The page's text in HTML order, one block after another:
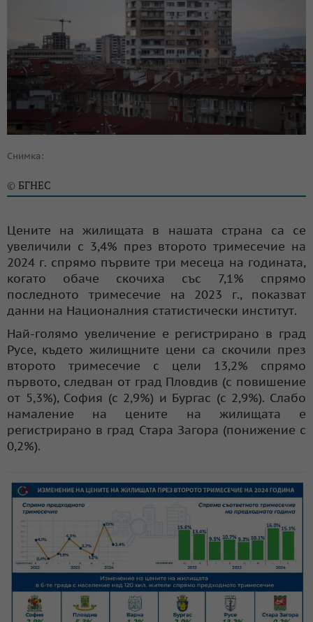
Снимка:
© БГНЕС
Цените на жилищата в нашата страна са се
увеличили с 3,4% през второто тримесечие на
2024 г. спрямо първите три месеца на годината,
когато обаче скочиха със 7,1% спрямо
последното тримесечие на 2023 г., показват
данни на Националния статистически институт.
Най-голямо увеличение е регистрирано в град
Русе, където жилищните цени са скочили през
второто тримесечие с цели 13,2% спрямо
първото, следван от град Пловдив (с повишение
от 5,3%), София (с 2,9%) и Бургас (с 2,9%). Слабо
намаление на цените на жилищата е
регистрирано в град Стара Загора (понижение с
0,2%).